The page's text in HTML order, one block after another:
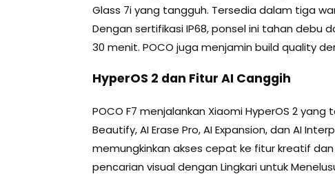
Glass 7i yang tangguh. Tersedia dalam tiga
Dengan sertifikasi IP68, ponsel ini tahan debu
30 menit. POCO juga menjamin build quality
HyperOS 2 dan Fitur AI Canggih
POCO F7 menjalankan Xiaomi HyperOS 2
Beautify, AI Erase Pro, AI Expansion, dan AI
memungkinkan akses cepat ke fitur kreatif
pencarian visual dengan Lingkari untuk